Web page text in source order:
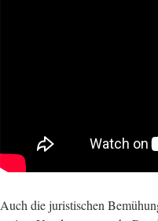
Auch die juristischen